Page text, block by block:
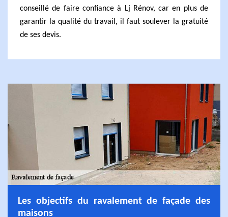
conseillé de faire confiance à Lj Rénov, car en plus de
garantir la qualité du travail, il faut soulever la gratuité
de ses devis.
Les objectifs du ravalement de façade des
maisons